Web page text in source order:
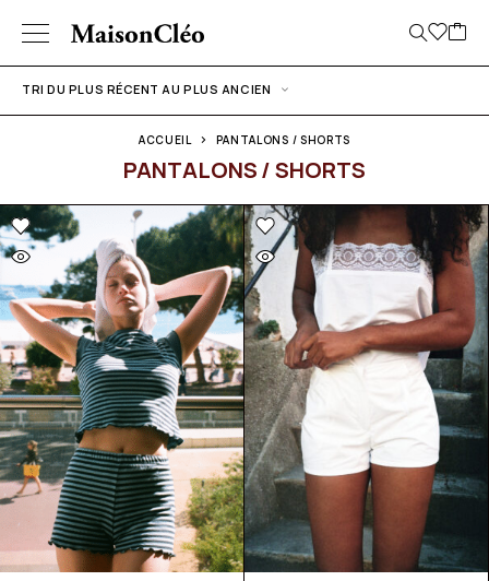
TRI DU PLUS RÉCENT AU PLUS ANCIEN
PANTALONS / SHORTS
ACCUEIL PANTALONS / SHORTS